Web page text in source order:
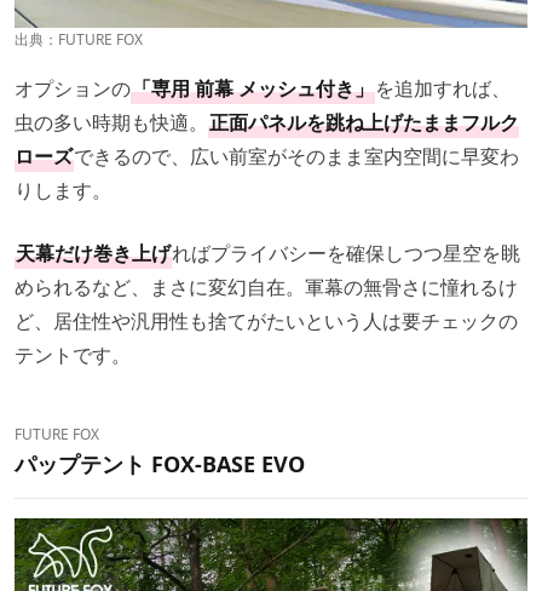
出典： FUTURE FOX
オプションの「専用 前幕 メッシュ付き」を追加すれば、
虫の多い時期も快適。 正面パネルを跳ね上げたままフルク
ローズできるので、広い前室がそのまま室内空間に早変わ
りします。
天幕だけ巻き上げればプライバシーを確保しつつ星空を眺
められるなど、まさに変幻自在。軍幕の無骨さに憧れるけ
ど、居住性や汎用性も捨てがたいという人は要チェックの
テントです。
FUTURE FOX
パップテント FOX-BASE EVO